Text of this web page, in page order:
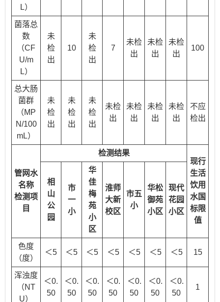
L）
菌落总
数
（CF
U/m
L）
未
检
出
10
未
检
出
7
未检
出
未检
出
未检
出
100
总大肠
菌群
（MP
N/100
mL）
未
检
出
未
检
出
未
检
出
未检
出
未检
出
未检
出
未检
出
不应
检出
管网水
名称
检测项
目
检测结果
现行
生活
饮用
水国
标限
值
相
山
公
园
市
一
小
华
佳
梅
苑
小
区
淮师
大新
校区
市五
小
华松
御苑
小区
现代
花园
小区
色度
（度）
＜5 ＜5 ＜5 ＜5 ＜5 ＜5 ＜5 15
浑浊度
（NT
U）
＜0.
50
＜0.
50
＜0.
50
＜0.
50
＜0.
50
＜0.
50
＜0.
50
1